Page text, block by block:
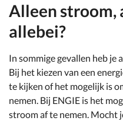
Alleen stroom,
allebei?
In sommige gevallen heb je
Bij het kiezen van een
te kijken of het mogelijk is
nemen. Bij ENGIE is het
stroom af te nemen. Mocht